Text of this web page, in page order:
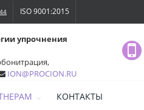
ISO 9001:2015
упрочнения
ION@PROCION.RU
КОНТАКТЫ